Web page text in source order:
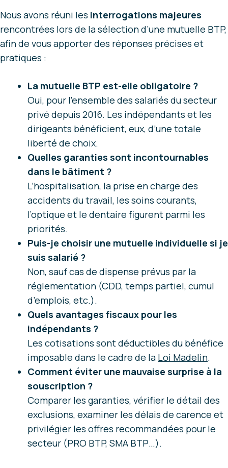
Nous avons réuni les interrogations majeures
rencontrées lors de la sélection d’une mutuelle BTP,
afin de vous apporter des réponses précises et
pratiques :
La mutuelle BTP est-elle obligatoire ?
Oui, pour l’ensemble des salariés du secteur
privé depuis 2016. Les indépendants et les
dirigeants bénéficient, eux, d’une totale
liberté de choix.
Quelles garanties sont incontournables
dans le bâtiment ?
L’hospitalisation, la prise en charge des
accidents du travail, les soins courants,
l’optique et le dentaire figurent parmi les
priorités.
Puis-je choisir une mutuelle individuelle si je
suis salarié ?
Non, sauf cas de dispense prévus par la
réglementation (CDD, temps partiel, cumul
d’emplois, etc.).
Quels avantages fiscaux pour les
indépendants ?
Les cotisations sont déductibles du bénéfice
imposable dans le cadre de la Loi Madelin.
Comment éviter une mauvaise surprise à la
souscription ?
Comparer les garanties, vérifier le détail des
exclusions, examiner les délais de carence et
privilégier les offres recommandées pour le
secteur (PRO BTP, SMA BTP…).